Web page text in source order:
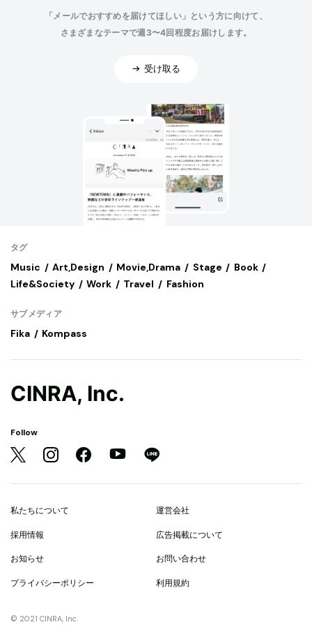
「メールでおすすめを届けてほしい」という方に向けて、
さまざまなテーマで週3〜4回程度お届けします。
受け取る
タグ
Music Art,Design Movie,Drama Stage
Book
Life&Society
Work Travel Fashion
サブメディア
Fika Kompass
CINRA, Inc.
Follow
私たちについて 運営会社
採用情報 広告掲載について
お知らせ お問い合わせ
プライバシーポリシー 利用規約
© 2021 CINRA, Inc.